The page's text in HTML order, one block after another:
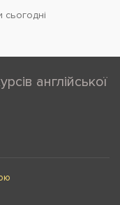
cьогодні
англійської